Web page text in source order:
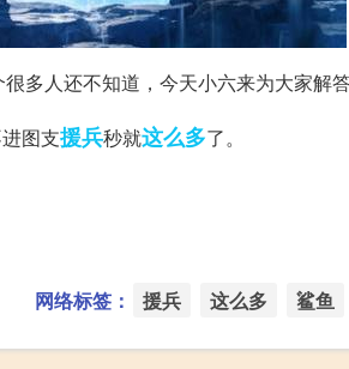
多人还不知道，今天小六来为大家解
图支援兵秒就这么多了。
网络标签： 援兵 这么多 鲨鱼